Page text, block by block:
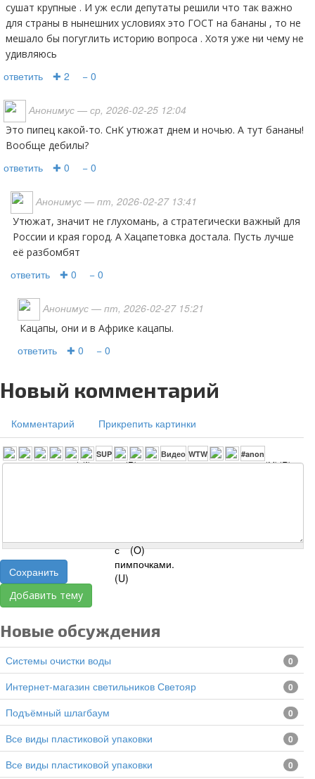
сушат крупные . И уж если депутаты решили что так важно
для страны в нынешних условиях это ГОСТ на бананы , то не
мешало бы погуглить историю вопроса . Хотя уже ни чему не
удивляюсь
ответить ✚ 2 − 0
Анонимус — ср, 2026-02-25 12:04
Это пипец какой-то. СнК утюжат днем и ночью. А тут бананы!
Вообще дебилы?
ответить ✚ 0 − 0
Анонимус — пт, 2026-02-27 13:41
Утюжат, значит не глухомань, а стратегически важный для
России и края город. А Хацапетовка достала. Пусть лучше
её разбомбят
ответить ✚ 0 − 0
Анонимус — пт, 2026-02-27 15:21
Кацапы, они и в Африке кацапы.
ответить ✚ 0 − 0
Новый комментарий
Комментарий Прикрепить картинки
Сохранить
Добавить тему
Новые обсуждения
Системы очистки воды 0
Интернет-магазин светильников Светояр 0
подъёмный шлагбаум 0
все виды пластиковой упаковки 0
все виды пластиковой упаковки 0